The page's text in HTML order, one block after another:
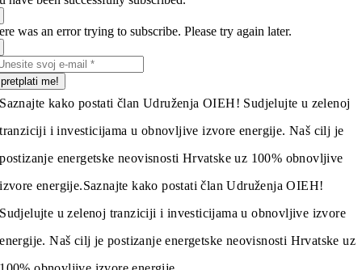
was an error trying to subscribe. Please try again later.
pretplati me!
Saznajte kako postati član Udruženja OIEH! Sudjelujte u zelenoj
tranziciji i investicijama u obnovljive izvore energije. Naš cilj je
postizanje energetske neovisnosti Hrvatske uz 100% obnovljive
izvore energije.Saznajte kako postati član Udruženja OIEH!
Sudjelujte u zelenoj tranziciji i investicijama u obnovljive izvore
energije. Naš cilj je postizanje energetske neovisnosti Hrvatske uz